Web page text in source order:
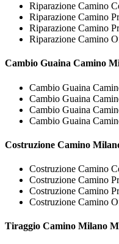
Riparazione Camino
Riparazione Camino
Riparazione Camino
Riparazione Camino
Cambio Guaina Camino
Cambio Guaina
Cambio Guaina
Cambio Guaina
Cambio Guaina
Costruzione Camino
Costruzione Camino
Costruzione Camino
Costruzione Camino
Costruzione Camino
Tiraggio Camino Milano